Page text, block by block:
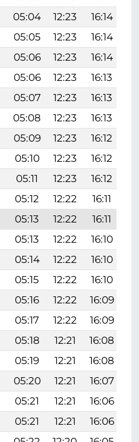
05:04 12:23 16:14
05:05 12:23 16:14
05:06 12:23 16:14
05:06 12:23 16:13
05:07 12:23 16:13
05:08 12:23 16:13
05:09 12:23 16:12
05:10 12:23 16:12
05:11 12:23 16:12
05:12 12:22 16:11
05:13 12:22 16:11
05:13 12:22 16:10
05:14 12:22 16:10
05:15 12:22 16:10
05:16 12:22 16:09
05:17 12:22 16:09
05:18 12:21 16:08
05:19 12:21 16:08
05:20 12:21 16:07
05:21 12:21 16:06
05:21 12:21 16:06